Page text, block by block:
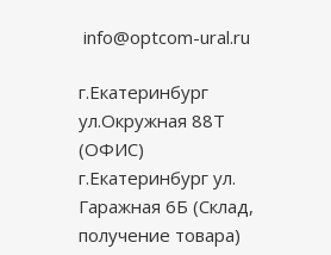
info@optcom-ural.ru
г.Екатеринбург
ул.Окружная 88Т
(ОФИС)
г.Екатеринбург ул.
Гаражная 6Б (Склад,
получение товара)